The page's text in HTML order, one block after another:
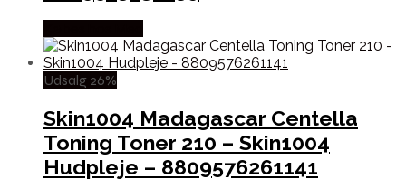
Udsalg 26%
Skin1004 Madagascar Centella
Toning Toner 210 – Skin1004
Hudpleje – 8809576261141